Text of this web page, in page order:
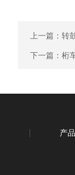
上一篇： 转
下一篇： 桁
产